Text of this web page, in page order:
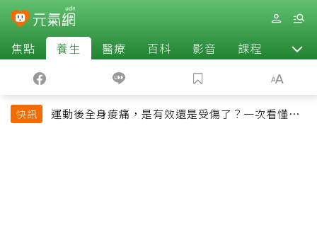
焦點 養生 醫療 百科 影音 課程 退休
快訊
運動後全身痠痛，是有效還是受傷了？一次看懂延